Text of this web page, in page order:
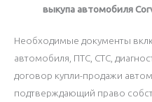
выкупа автомобиля
Необходимые документы
автомобиля, ПТС, СТС,
договор купли-продажи
подтверждающий право